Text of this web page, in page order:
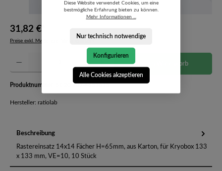
31,82 €*
Preise exkl. MwSt. zzgl. Versandkosten
Produkt Anzahl: Gib den gewünschten Wert ein oder benutze die Schaltflächen um die
In den Warenkorb
Produktnummer: 51 20 207-4653635
Hersteller: ratiolab
Beschreibung
Rastereinsatz 14x14 Fächer H=65mm, aus Karton, für Kryobox 133
x 133 mm, VE=10, 10 Stück
Diese Website verwendet Cookies, um eine
bestmögliche Erfahrung bieten zu können.
Mehr Informationen ...
Nur technisch notwendige
Konfigurieren
Alle Cookies akzeptieren